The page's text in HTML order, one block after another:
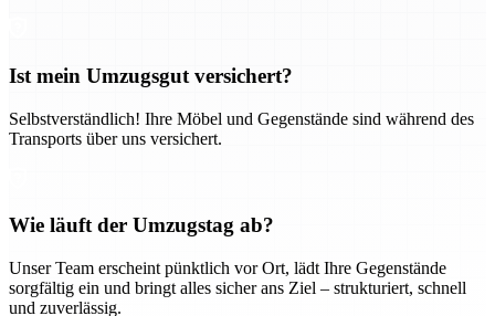
Ist mein Umzugsgut versichert?
Selbstverständlich! Ihre Möbel und Gegenstände sind während des
Transports über uns versichert.
Wie läuft der Umzugstag ab?
Unser Team erscheint pünktlich vor Ort, lädt Ihre Gegenstände
sorgfältig ein und bringt alles sicher ans Ziel – strukturiert, schnell
und zuverlässig.